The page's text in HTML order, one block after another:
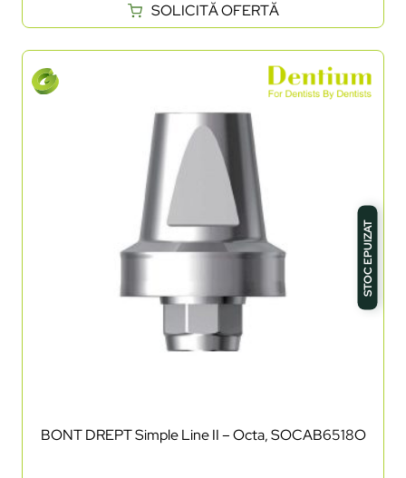
SOLICITĂ OFERTĂ
STOC EPUIZAT
BONT DREPT Simple Line II – Octa, SOCAB6518O